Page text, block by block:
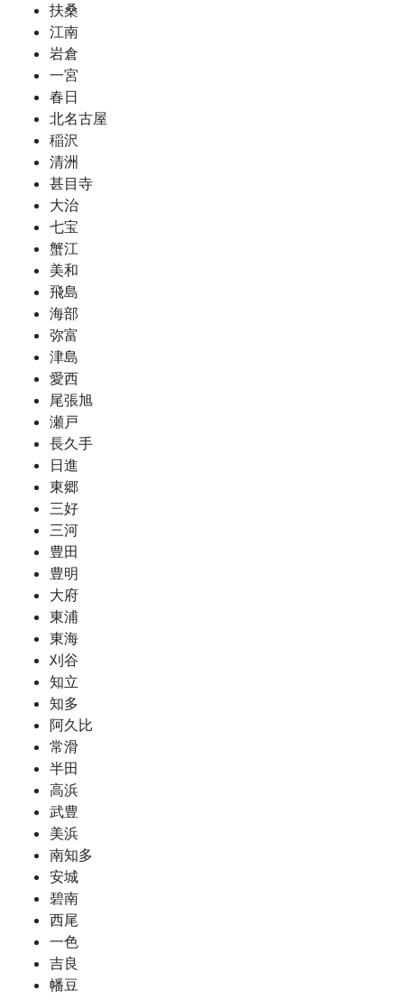
扶桑
江南
岩倉
一宮
春日
北名古屋
稲沢
清洲
甚目寺
大治
七宝
蟹江
美和
飛島
海部
弥富
津島
愛西
尾張旭
瀬戸
長久手
日進
東郷
三好
三河
豊田
豊明
大府
東浦
東海
刈谷
知立
知多
阿久比
常滑
半田
高浜
武豊
美浜
南知多
安城
碧南
西尾
一色
吉良
幡豆